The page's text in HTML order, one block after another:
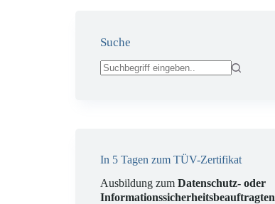
Suche
In 5 Tagen zum TÜV-Zertifikat
Ausbildung zumDatenschutz- oder
Informationssicherheitsbeauftragten